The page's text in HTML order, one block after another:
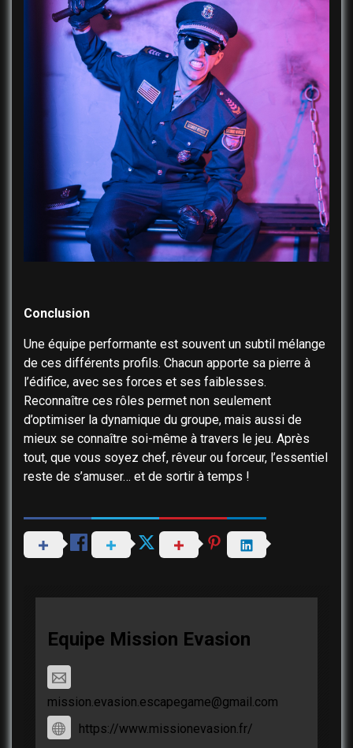
Conclusion
Une équipe performante est souvent un subtil mélange
de ces différents profils. Chacun apporte sa pierre à
l’édifice, avec ses forces et ses faiblesses.
Reconnaître ces rôles permet non seulement
d’optimiser la dynamique du groupe, mais aussi de
mieux se connaître soi-même à travers le jeu. Après
tout, que vous soyez chef, rêveur ou forceur, l’essentiel
reste de s’amuser… et de sortir à temps !
Equipe Mission Evasion
mission.evasion.escapegame@gmail.com
https://www.missionevasion.fr/